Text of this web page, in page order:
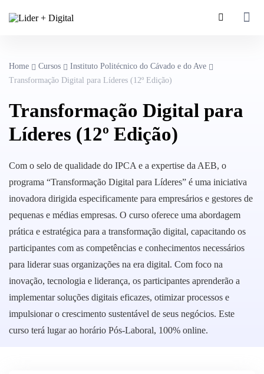
Home Cursos
Instituto Politécnico do Cávado e do Ave
Transformação Digital para Líderes (12º Edição)
Transformação Digital para
Líderes (12º Edição)
Com o selo de qualidade do IPCA e a expertise da AEB, o
programa “Transformação Digital para Líderes” é uma iniciativa
inovadora dirigida especificamente para empresários e gestores de
pequenas e médias empresas. O curso oferece uma abordagem
prática e estratégica para a transformação digital, capacitando os
participantes com as competências e conhecimentos necessários
para liderar suas organizações na era digital. Com foco na
inovação, tecnologia e liderança, os participantes aprenderão a
implementar soluções digitais eficazes, otimizar processos e
impulsionar o crescimento sustentável de seus negócios. Este
curso terá lugar ao horário Pós-Laboral, 100% online.